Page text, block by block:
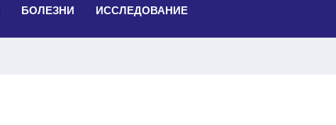
БОЛЕЗНИ ИССЛЕДОВАНИЕ